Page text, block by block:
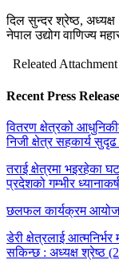
दिल सुन्दर श्रेष्ठ, अध्यक्ष
नेपाल उद्योग वाणिज्य
Releated Attachment
Recent Press
वितरण क्षेत्रको
निजी क्षेत्र सहकार्य
तराई क्षेत्रमा भइरहेका
प्रदेशको गम्भीर
छलफल कार्यक्रम
डेरी क्षेत्रलाई आत्मनिर्भर
सकिन्छ : अध्यक्ष श्रेष्ठ